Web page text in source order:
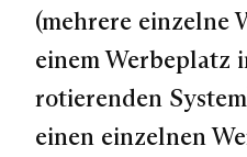
(mehrere einzelne
einem Werbeplatz
rotierenden
einen einzelnen